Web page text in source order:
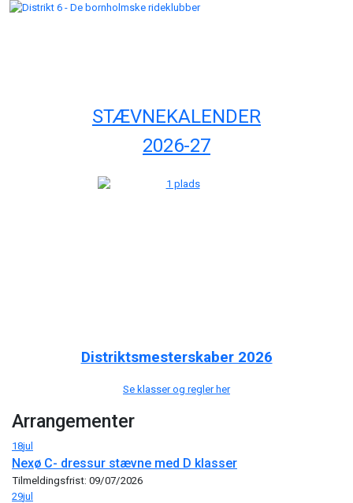
STÆVNEKALENDER
2026-27
Distriktsmesterskaber 2026
Se klasser og regler her
Arrangementer
18jul
Nexø C- dressur stævne med D klasser
Tilmeldingsfrist: 09/07/2026
29jul